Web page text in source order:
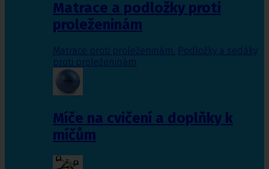
Matrace a podložky proti
proleženinám
Matrace proti proleženinám, Podložky a sedáky
proti proleženinám
Míče na cvičení a doplňky k
míčům